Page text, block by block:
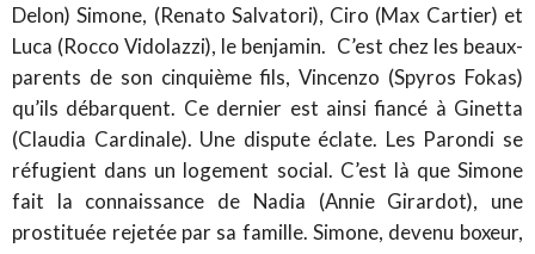
Delon) Simone, (Renato Salvatori), Ciro (Max Cartier) et
Luca (Rocco Vidolazzi), le benjamin. C’est chez les beaux-
parents de son cinquième fils, Vincenzo (Spyros Fokas)
qu’ils débarquent. Ce dernier est ainsi fiancé à Ginetta
(Claudia Cardinale). Une dispute éclate. Les Parondi se
réfugient dans un logement social. C’est là que Simone
fait la connaissance de Nadia (Annie Girardot), une
prostituée rejetée par sa famille. Simone, devenu boxeur,